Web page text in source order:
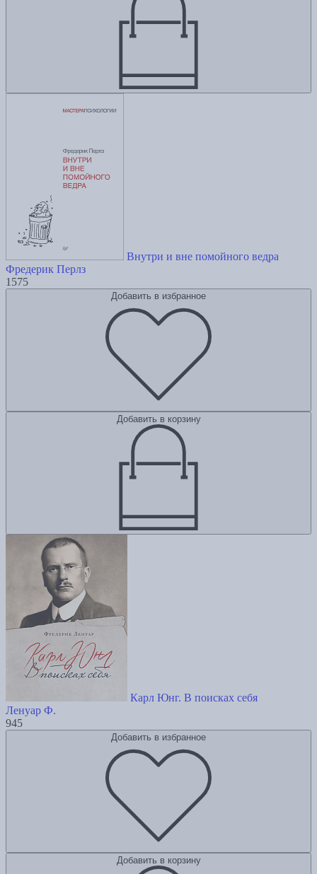
Внутри и вне помойного ведра
Фредерик Перлз
1575
Добавить в избранное
Добавить в корзину
Карл Юнг. В поисках себя
Ленуар Ф.
945
Добавить в избранное
Добавить в корзину